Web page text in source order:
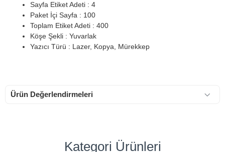
Sayfa Etiket Adeti : 4
Paket İçi Sayfa : 100
Toplam Etiket Adeti : 400
Köşe Şekli : Yuvarlak
Yazıcı Türü : Lazer, Kopya, Mürekkep
Ürün Değerlendirmeleri
Kategori Ürünleri